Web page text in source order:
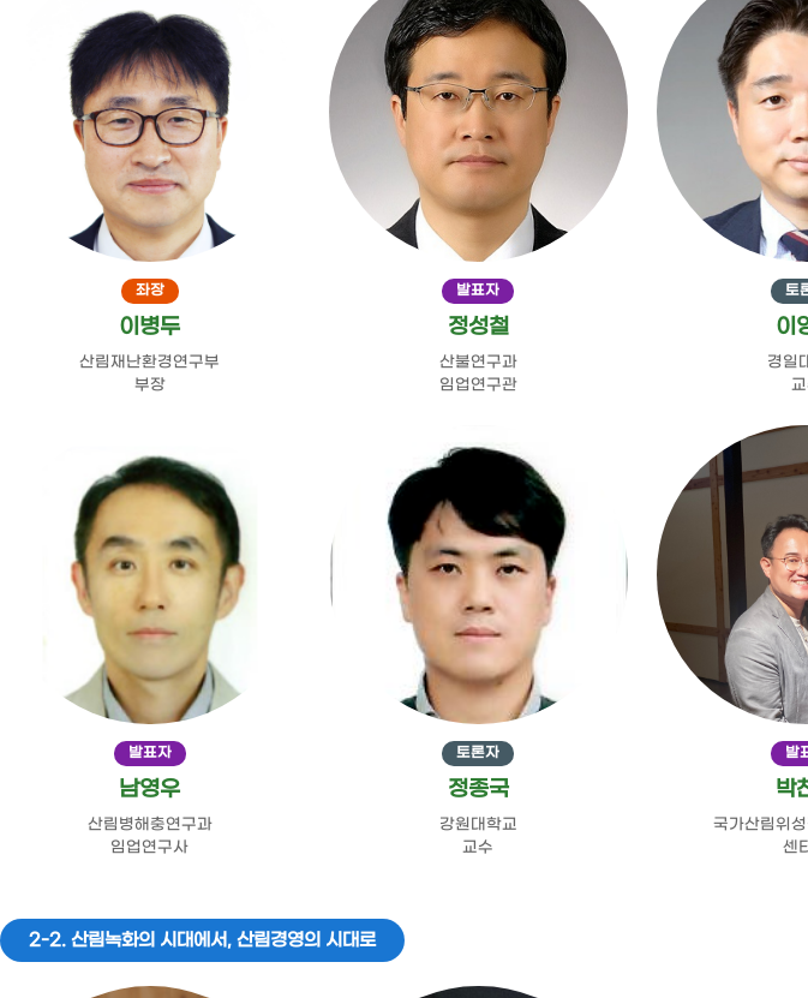
좌장
이병두
산림재난환경연구부
부장
발표자
정성철
산불연구과
임업연구관
토
이
경일
발표자
남영우
산림병해충연구과
임업연구사
토론자
정종국
강원대학교
교수
발
박
국가산림위
센
2-2. 산림녹화의 시대에서, 산림경영의 시대로